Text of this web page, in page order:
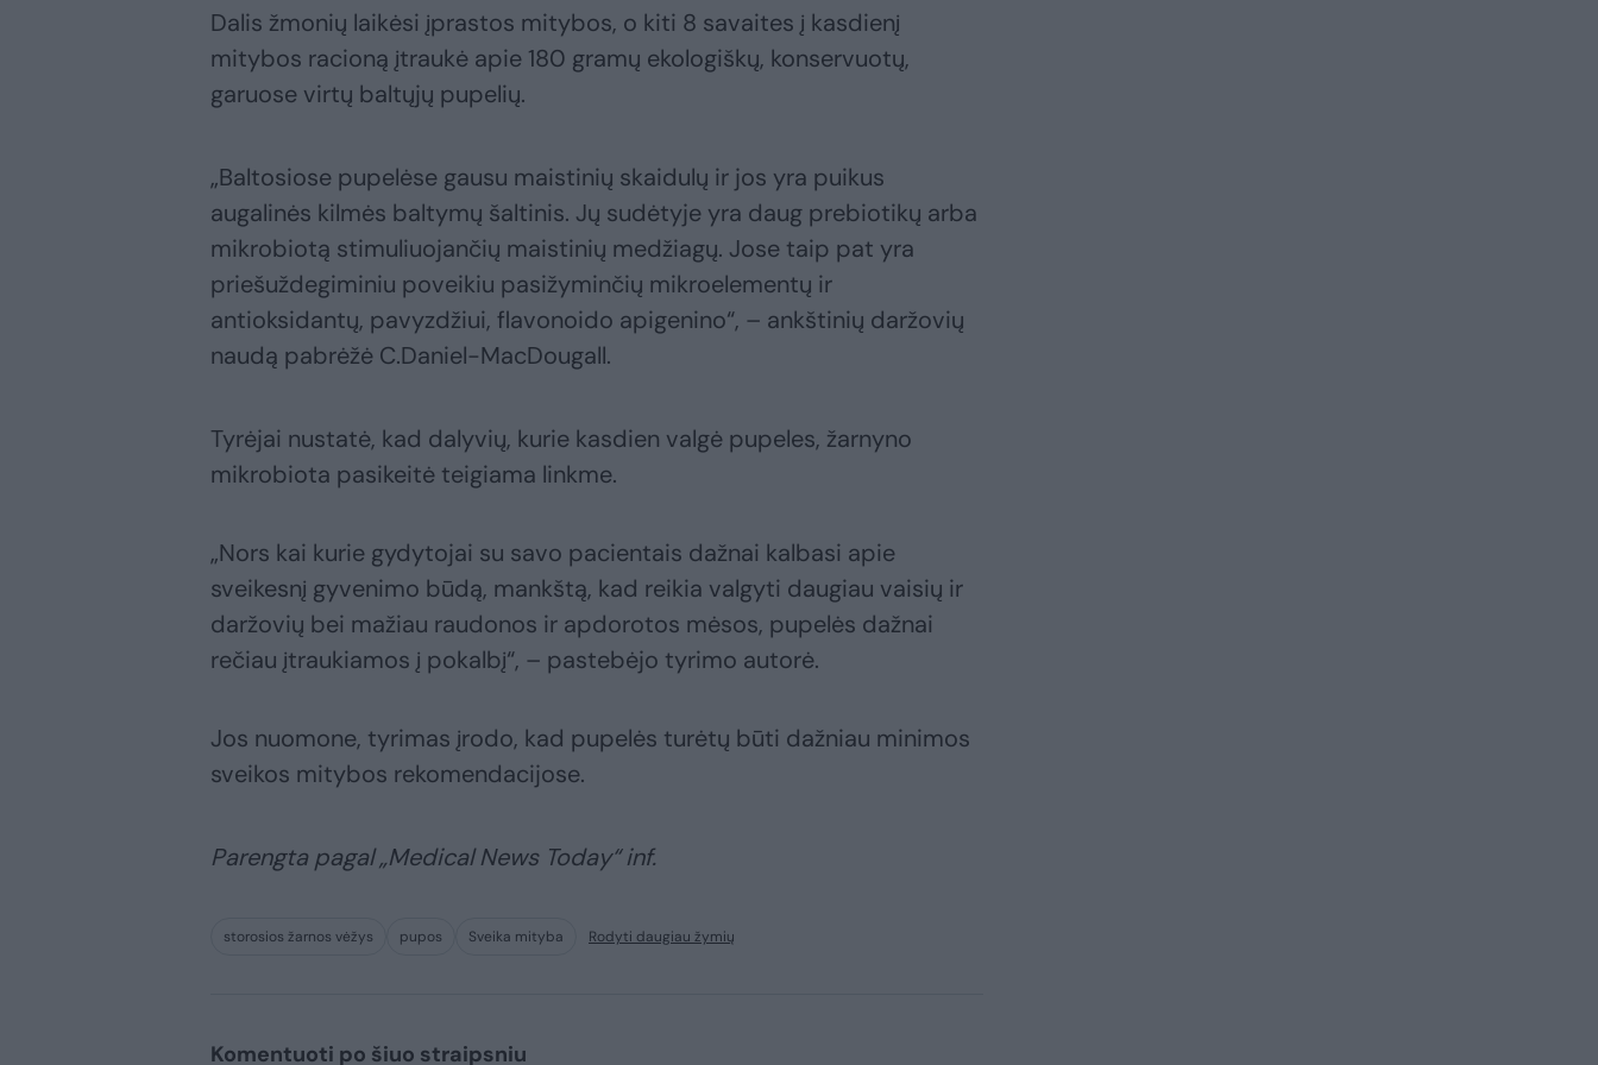
Dalis žmonių laikėsi įprastos mitybos, o kiti 8 savaites į kasdienį
mitybos racioną įtraukė apie 180 gramų ekologiškų, konservuotų,
garuose virtų baltųjų pupelių.
„Baltosiose pupelėse gausu maistinių skaidulų ir jos yra puikus
augalinės kilmės baltymų šaltinis. Jų sudėtyje yra daug prebiotikų arba
mikrobiotą stimuliuojančių maistinių medžiagų. Jose taip pat yra
priešuždegiminiu poveikiu pasižyminčių mikroelementų ir
antioksidantų, pavyzdžiui, flavonoido apigenino“, – ankštinių daržovių
naudą pabrėžė C.Daniel-MacDougall.
Tyrėjai nustatė, kad dalyvių, kurie kasdien valgė pupeles, žarnyno
mikrobiota pasikeitė teigiama linkme.
„Nors kai kurie gydytojai su savo pacientais dažnai kalbasi apie
sveikesnį gyvenimo būdą, mankštą, kad reikia valgyti daugiau vaisių ir
daržovių bei mažiau raudonos ir apdorotos mėsos, pupelės dažnai
rečiau įtraukiamos į pokalbį“, – pastebėjo tyrimo autorė.
Jos nuomone, tyrimas įrodo, kad pupelės turėtų būti dažniau minimos
sveikos mitybos rekomendacijose.
Parengta pagal „Medical News Today“ inf.
storosios žarnos vėžys pupos Sveika mityba Rodyti daugiau žymių
Komentuoti po šiuo straipsniu